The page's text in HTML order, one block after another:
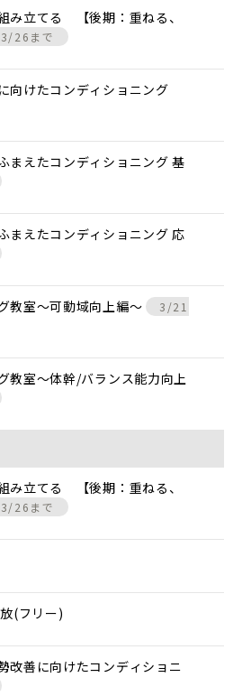
み立てる 【後期：重ねる、
3/26まで
向けたコンディショニング
まえたコンディショニング 基
まえたコンディショニング 応
教室〜可動域向上編〜
3/21
教室〜体幹/バランス能力向上
み立てる 【後期：重ねる、
3/26まで
(フリー)
改善に向けたコンディショニ